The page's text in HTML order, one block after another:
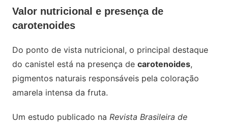
Valor nutricional e presença de
carotenoides
Do ponto de vista nutricional, o principal destaque
do canistel está na presença de carotenoides,
pigmentos naturais responsáveis pela coloração
amarela intensa da fruta.
Um estudo publicado na Revista Brasileira de